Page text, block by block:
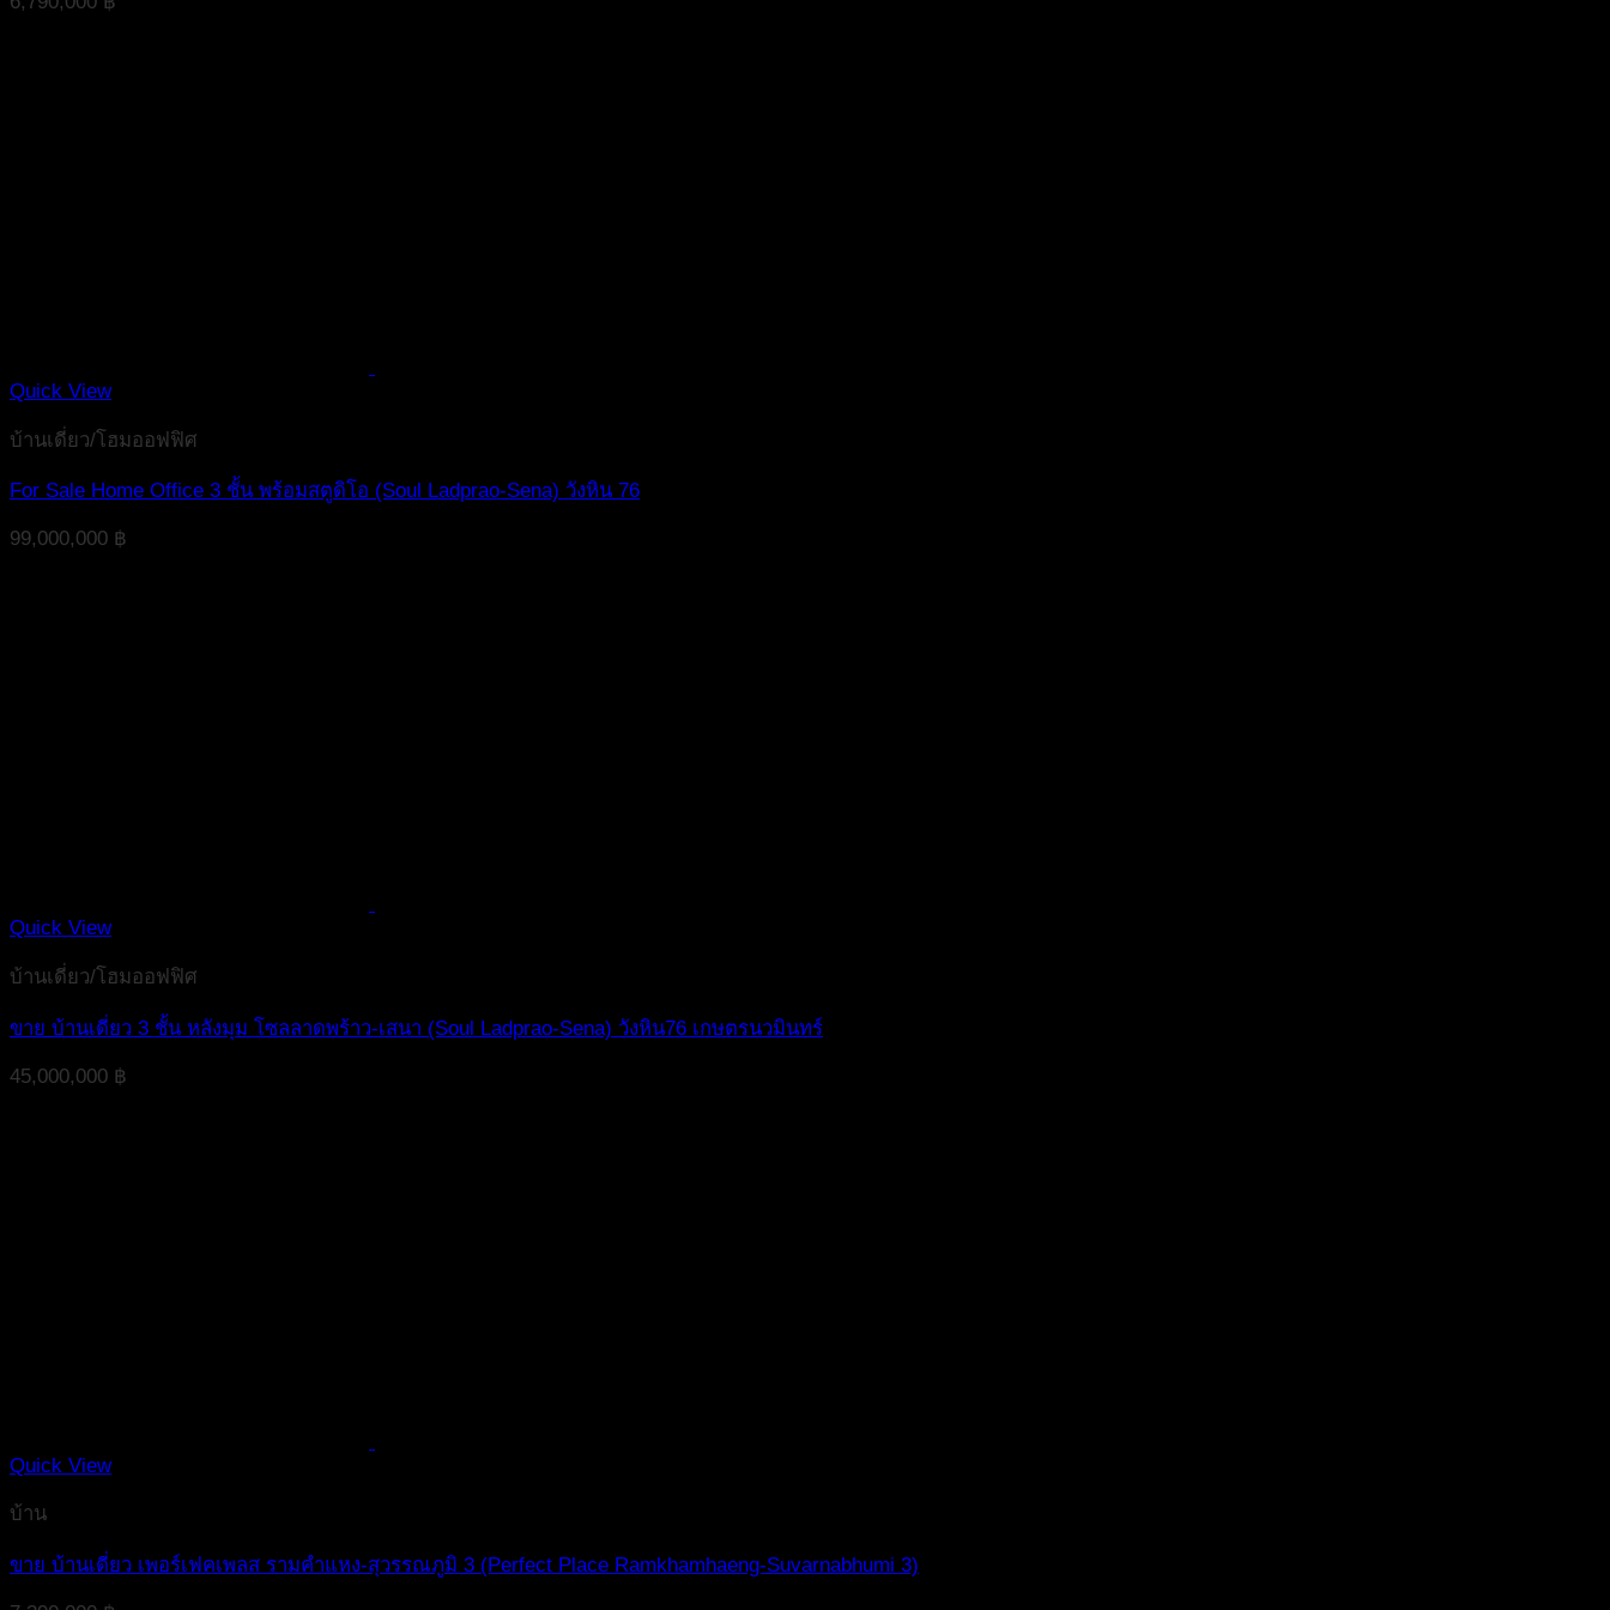
Quick View
บ้านเดี่ยว/โฮมออฟฟิศ
For Sale Home Office 3 ชั้น พร้อมสตูดิโอ (Soul Ladprao-Sena) วังหิน 76
99,000,000 ฿
Quick View
บ้านเดี่ยว/โฮมออฟฟิศ
ขาย บ้านเดี่ยว 3 ชั้น หลังมุม โซลลาดพร้าว-เสนา (Soul Ladprao-Sena) วังหิน76 เกษตรนวมินทร์
45,000,000 ฿
Quick View
บ้าน
ขาย บ้านเดี่ยว เพอร์เฟคเพลส รามคำแหง-สุวรรณภูมิ 3 (Perfect Place Ramkhamhaeng-Suvarnabhumi 3)